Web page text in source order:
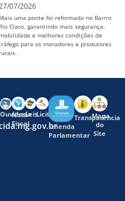
07/2026
Mais uma ponte foi reformada no Bairro
Rio Claro, garantindo mais segurança,
e melhores condições de
para os moradores e produtores
Ouvidoria
Nota
Fiscal
LeisLicitações
Emenda
Parlamentar
Transparência
Mapa
do
Site